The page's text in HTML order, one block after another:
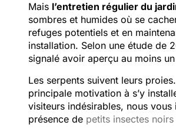
Mais l’entretien régulier du
sombres et humides où se
refuges potentiels et en
installation. Selon une étude de
signalé avoir aperçu au moins
Les serpents suivent leurs
principale motivation à s’y
visiteurs indésirables, nous
présence de petits insectes